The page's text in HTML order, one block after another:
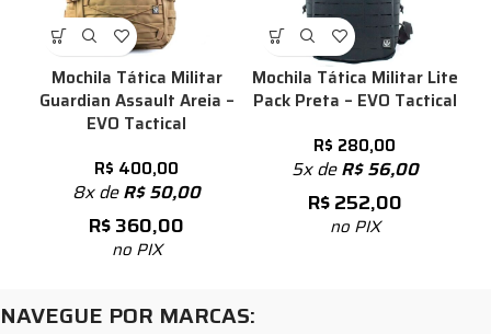
Mochila Tática Militar
Guardian Assault Areia –
EVO Tactical
R$ 400,00
8x deR$50,00
R$360,00
no PIX
Mochila Tática Militar Lite
Pack Preta – EVO Tactical
R$ 280,00
5x deR$56,00
R$252,00
no PIX
NAVEGUE POR MARCAS: